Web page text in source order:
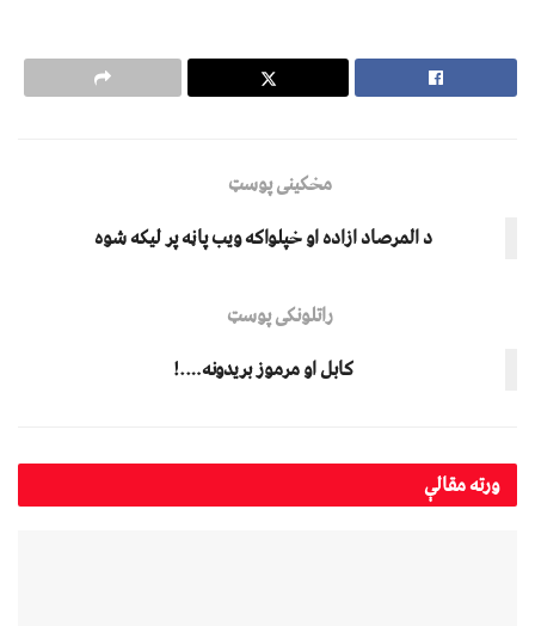
مخکینی پوسټ
د المرصاد ازاده او خپلواکه ویب پاڼه پر لیکه شوه
راتلونکی پوسټ
کابل او مرموز بريدونه….!
ورتهمقالې